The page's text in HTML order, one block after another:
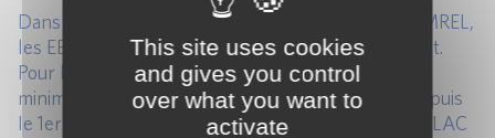
Dans ce travail de convergence entre le TLAC et MREL,
les EBIS et les non EBIS seront traités différemment.
Pour la TLAC et le MREL pour les EBIS, le niveau
minimum harmonisé est une exigence du pilier 1 depuis
le 1er janvier 2019. Les EBIS devront maintenir un TLAC
This site uses cookies
and gives you control
over what you want to
activate